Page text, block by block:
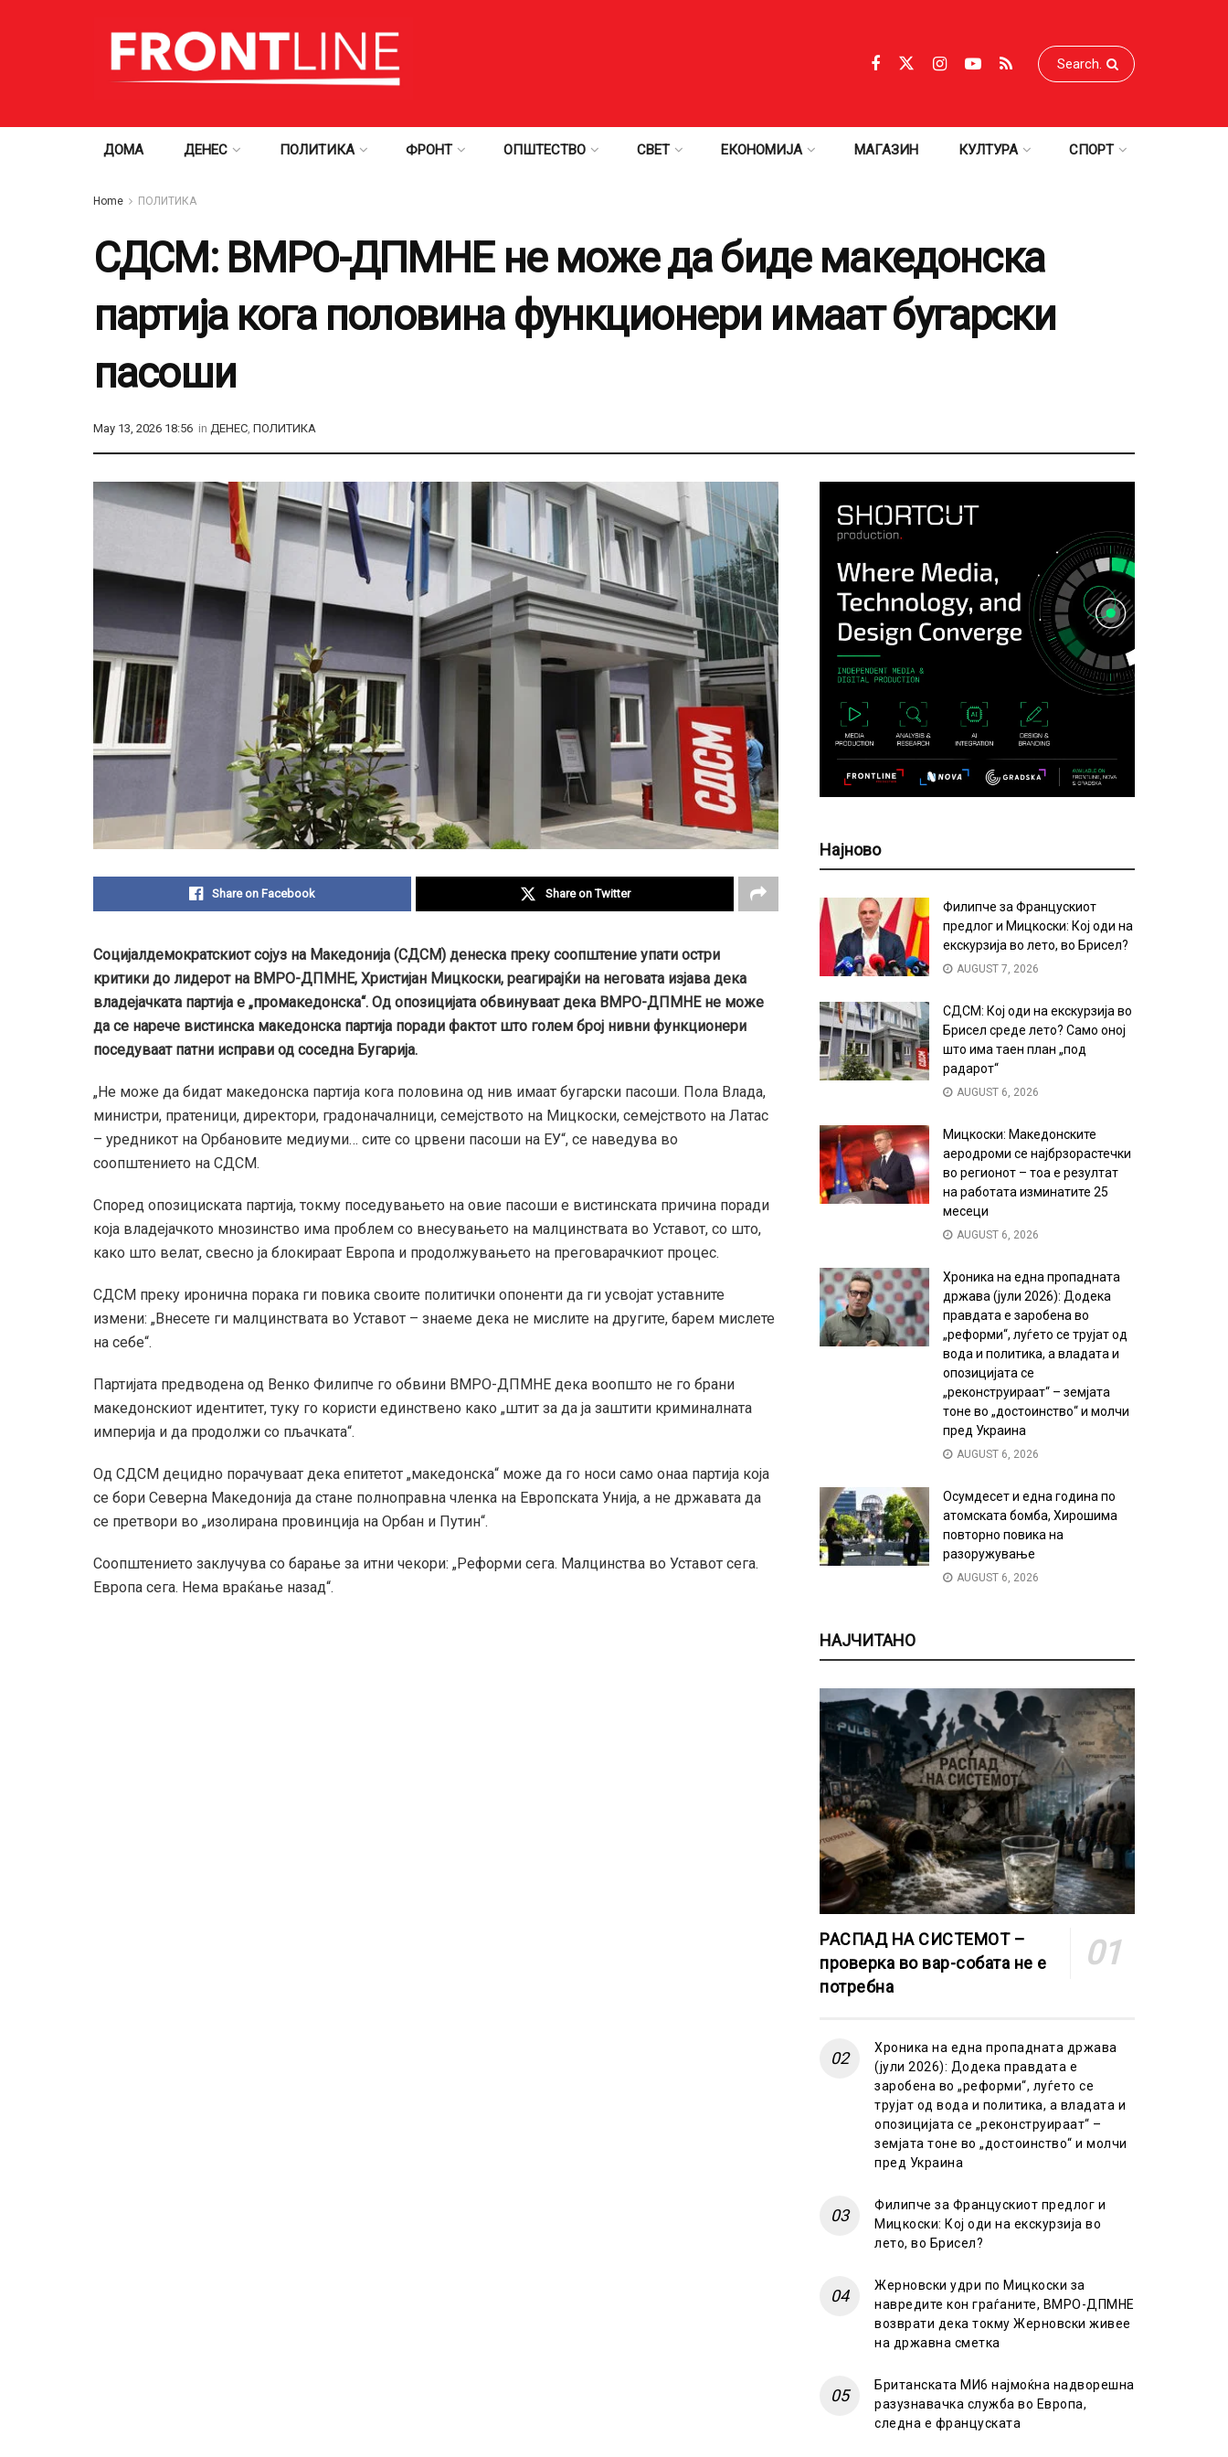
ДОМА ДЕНЕС ПОЛИТИКА ФРОНТ ОПШТЕСТВО СВЕТ ЕКОНОМИЈА МАГАЗИН КУЛТУРА СПОРТ
Home ПОЛИТИКА
СДСМ: ВМРО-ДПМНЕ не може да биде македонска
партија кога половина функционери имаат бугарски
пасоши
May 13, 2026 18:56 in ДЕНЕС, ПОЛИТИКА
Share on Facebook Share on Twitter
Социјалдемократскиот сојуз на Македонија (СДСМ) денеска преку соопштение упати остри
критики до лидерот на ВМРО-ДПМНЕ, Христијан Мицкоски, реагирајќи на неговата изјава дека
владејачката партија е „промакедонска“. Од опозицијата обвинуваат дека ВМРО-ДПМНЕ не може
да се нарече вистинска македонска партија поради фактот што голем број нивни функционери
поседуваат патни исправи од соседна Бугарија.
„Не може да бидат македонска партија кога половина од нив имаат бугарски пасоши. Пола Влада,
министри, пратеници, директори, градоначалници, семејството на Мицкоски, семејството на Латас
– уредникот на Орбановите медиуми… сите со црвени пасоши на ЕУ“, се наведува во
соопштението на СДСМ.
Според опозициската партија, токму поседувањето на овие пасоши е вистинската причина поради
која владејачкото мнозинство има проблем со внесувањето на малцинствата во Уставот, со што,
како што велат, свесно ја блокираат Европа и продолжувањето на преговарачкиот процес.
СДСМ преку иронична порака ги повика своите политички опоненти да ги усвојат уставните
измени: „Внесете ги малцинствата во Уставот – знаеме дека не мислите на другите, барем мислете
на себе“.
Партијата предводена од Венко Филипче го обвини ВМРО-ДПМНЕ дека воопшто не го брани
македонскиот идентитет, туку го користи единствено како „штит за да ја заштити криминалната
империја и да продолжи со пљачката“.
Од СДСМ децидно порачуваат дека епитетот „македонска“ може да го носи само онаа партија која
се бори Северна Македонија да стане полноправна членка на Европската Унија, а не државата да
се претвори во „изолирана провинција на Орбан и Путин“.
Соопштението заклучува со барање за итни чекори: „Реформи сега. Малцинства во Уставот сега.
Европа сега. Нема враќање назад“.
Најново
Филипче за Францускиот
предлог и Мицкоски: Кој оди на
екскурзија во лето, во Брисел?
AUGUST 7, 2026
СДСМ: Кој оди на екскурзија во
Брисел среде лето? Само оној
што има таен план „под
радарот“
AUGUST 6, 2026
Мицкоски: Македонските
аеродроми се најбрзорастечки
во регионот – тоа е резултат
на работата изминатите 25
месеци
AUGUST 6, 2026
Хроника на една пропадната
држава (јули 2026): Додека
правдата е заробена во
„реформи“, луѓето се трујат од
вода и политика, а владата и
опозицијата се
„реконструираат“ – земјата
тоне во „достоинство“ и молчи
пред Украина
AUGUST 6, 2026
Осумдесет и една година по
атомската бомба, Хирошима
повторно повика на
разоружување
AUGUST 6, 2026
НАЈЧИТАНО
РАСПАД НА СИСТЕМОТ –
проверка во вар-собата не е
потребна
Хроника на една пропадната држава
(јули 2026): Додека правдата е
заробена во „реформи“, луѓето се
трујат од вода и политика, а владата и
опозицијата се „реконструираат“ –
земјата тоне во „достоинство“ и молчи
пред Украина
Филипче за Францускиот предлог и
Мицкоски: Кој оди на екскурзија во
лето, во Брисел?
Жерновски удри по Мицкоски за
навредите кон граѓаните, ВМРО-ДПМНЕ
возврати дека токму Жерновски живее
на државна сметка
Британската МИ6 најмоќна надворешна
разузнавачка служба во Европа,
следна е француската